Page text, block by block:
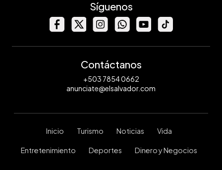
Síguenos
Contáctanos
+503 7854 0662
anunciate@elsalvador.com
Inicio Turismo Noticias Vida
Entretenimiento Deportes Dinero y Negocios